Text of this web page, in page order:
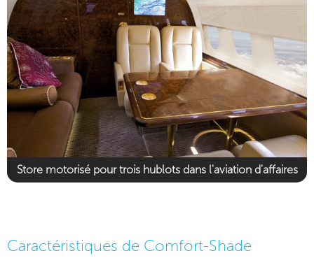
Store motorisé pour trois hublots dans l'aviation d'affaires
Caractéristiques de Comfort-Shade